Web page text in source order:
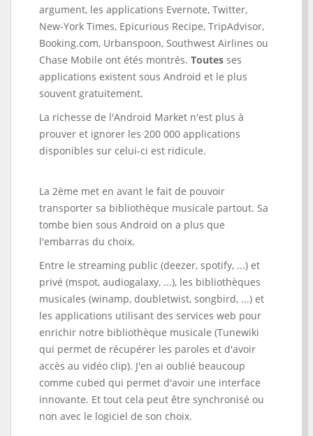
argument, les applications Evernote, Twitter,
New-York Times, Epicurious Recipe, TripAdvisor,
Booking.com, Urbanspoon, Southwest Airlines ou
Chase Mobile ont étés montrés. Toutes ses
applications existent sous Android et le plus
souvent gratuitement.
La richesse de l'Android Market n'est plus à
prouver et ignorer les 200 000 applications
disponibles sur celui-ci est ridicule.
La 2ème met en avant le fait de pouvoir
transporter sa bibliothèque musicale partout. Sa
tombe bien sous Android on a plus que
l'embarras du choix.
Entre le streaming public (deezer, spotify, ...) et
privé (mspot, audiogalaxy, ...), les bibliothèques
musicales (winamp, doubletwist, songbird, ...) et
les applications utilisant des services web pour
enrichir notre bibliothèque musicale (Tunewiki
qui permet de récupérer les paroles et d'avoir
accès au vidéo clip). J'en ai oublié beaucoup
comme cubed qui permet d'avoir une interface
innovante. Et tout cela peut être synchronisé ou
non avec le logiciel de son choix.